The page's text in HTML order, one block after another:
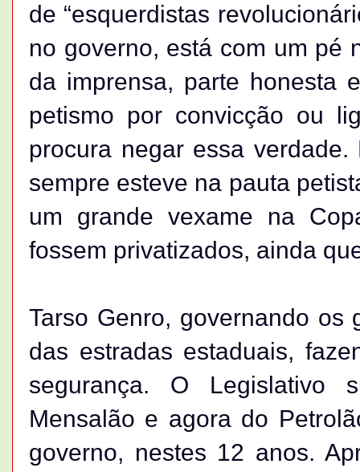
de “esquerdistas
no governo, está com um pé
da imprensa, parte honesta
petismo por convicção ou
procura negar essa
sempre esteve na pauta
um grande vexame na
fossem privatizados, ainda
Tarso Genro, governando os
das estradas estaduais,
segurança. O Legislativo
Mensalão e agora do
governo, nestes 12 anos.